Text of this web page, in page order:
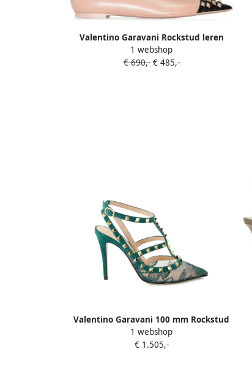
Valentino Garavani Rockstud leren
pumps Beige
1 webshop
€ 690,-€ 485,-
Valentino Garavani 100 mm Rockstud
pumps met kant Groen
1 webshop
€ 1.505,-